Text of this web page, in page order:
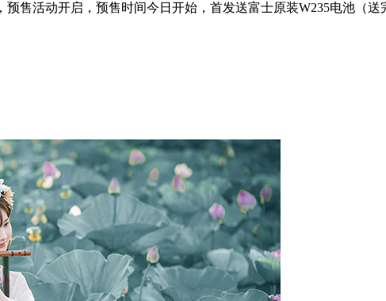
售活动开启，预售时间今日开始，首发送富士原装W235电池（